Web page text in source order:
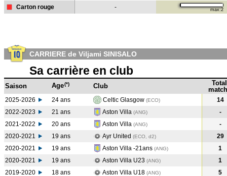
Carton rouge - max:2
CARRIERE de Viljami SINISALO
Sa carrière en club
Saison Age(*) Club
Total
2025-2026 24 ans Celtic Glasgow (ECO)
14
2022-2023
21 ans Aston Villa (ANG)
-
2021-2022
20 ans Aston Villa (ANG)
-
2020-2021
19 ans Ayr United (ECO, d2)
29
2020-2021
19 ans Aston Villa -21ans (ANG)
1
2020-2021
19 ans Aston Villa U23 (ANG)
1
2019-2020
18 ans Aston Villa U18 (ANG)
5